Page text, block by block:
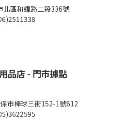
北區和緯路二段336號
品店 - 門市據點
市棒球三街152-1號612